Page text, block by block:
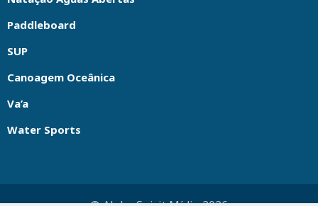
Paddleboard
SUP
Canoagem Oceânica
Va’a
Water Sports